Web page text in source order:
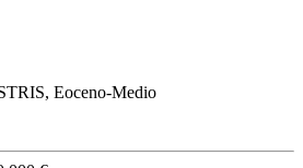
Eoceno-Medio